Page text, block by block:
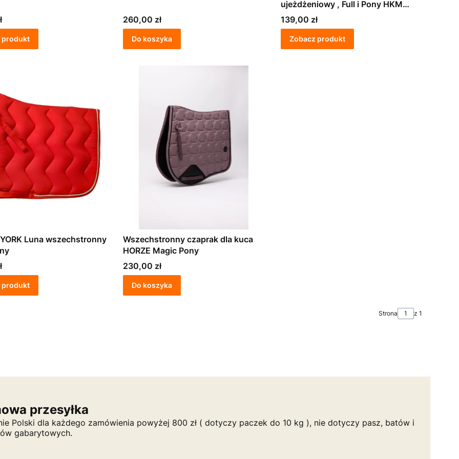
produkt
Cena
260,00 zł
Do koszyka
ujeżdżeniowy , Full i Pony HKM
Bologna
Cena
139,00 zł
Zobacz produkt
Luna wszechstronny
produkt
Wszechstronny czaprak dla kuca
HORZE Magic Pony
Cena
230,00 zł
Do koszyka
Strona z 1
przesyłka
Polski dla każdego zamówienia powyżej 800 zł ( dotyczy paczek do 10 kg ), nie dotyczy pasz, batów i
gabarytowych.